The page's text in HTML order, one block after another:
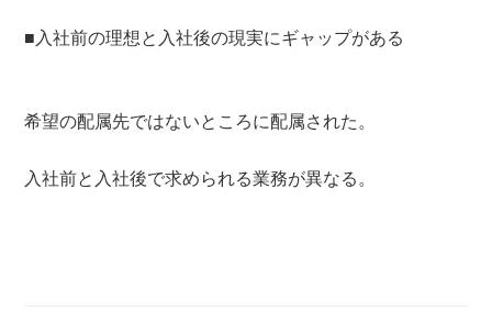
■入社前の理想と入社後の現実にギャップがある
希望の配属先ではないところに配属された。
入社前と入社後で求められる業務が異なる。